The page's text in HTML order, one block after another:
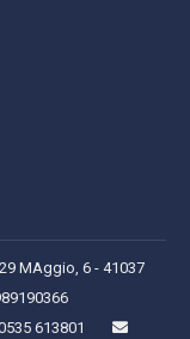
MAggio, 6 - 41037
613801